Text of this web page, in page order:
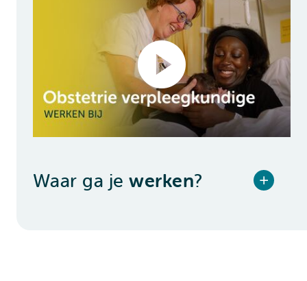
Waar ga jewerken?